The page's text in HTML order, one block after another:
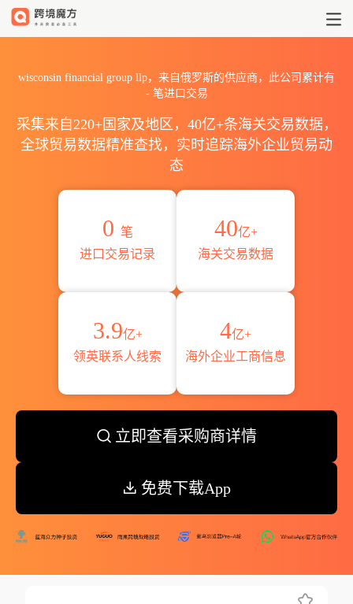
wisconsin financial group llp，来自俄罗斯的供应商，此公司累计有
-笔进口交易
采集来自220+国家及地区，40亿+条海关交易数据，
全球贸易数据精准查找，实时追踪海外企业贸易动
态
0 笔
进口交易记录
40亿+
海关交易数据
3.9亿+
领英联系人线索
4亿+
海外企业工商信息
立即查看采购商详情
免费下载App